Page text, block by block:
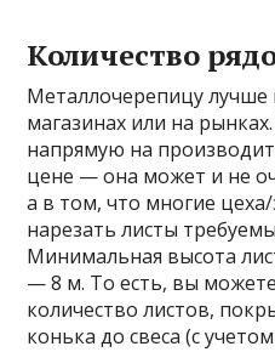
Количество
Металлочерепицу лучше
магазинах или на
напрямую на
цене — она может и не
а в том, что многие
нарезать листы
Минимальная высота
— 8 м. То есть, вы
количество листов,
конька до свеса (с